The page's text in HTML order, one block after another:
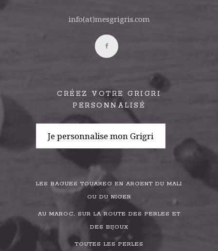
info(at)mesgrigris.com
CRÉEZ VOTRE GRIGRI
PERSONNALISÉ
Je personnalise mon Grigri
LES BAGUES TOUAREG EN ARGENT DU MALI
OU DU NIGER
AU MAROC, SUR LA ROUTE DES PERLES ET
DES BIJOUX
TOUTES LES PERLES